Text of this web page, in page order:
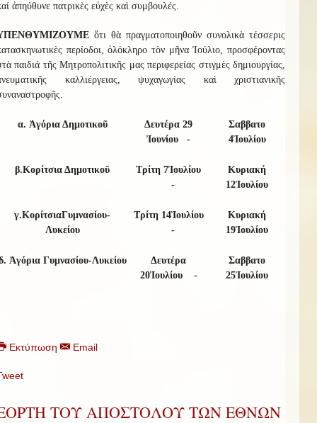
ἀπηύθυνε πατρικὲς εὐχὲς καὶ συμβουλές.
ὅτι θὰ πραγματοποιηθοῦν συνολικὰ τέσσερις
περίοδοι,ὁλόκληρο τὸν μῆνα Ἰούλιο, προσφέροντας
παιδιά τῆς Μητροπολιτικῆς μας περιφερείας στιγμὲς δημιουργίας,
καλλιέργειας, ψυχαγωγίας καὶ χριστιανικῆς
.
α. Ἀγόρια Δημοτικοῦ Δευτέρα 29
Ἰουνίου -
Σαββατο
4Ἰουλίου
β.Κορίτσια Δημοτικοῦ Τρίτη 7Ἰουλίου
-
Κυριακή
12Ἰουλίου
γ.ΚορίτσιαΓυμνασίου-
Λυκείου
Τρίτη 14Ἰουλίου
-
Κυριακή
19Ἰουλίου
Ἀγόρια Γυμνασίου-Λυκείου
Δευτέρα
20Ἰουλίου -
Σαββατο
25Ἰουλίου
Εκτύπωση Email
ΤΟΥ ΑΠΟΣΤΟΛΟΥ ΤΩΝ ΕΘΝΩΝ